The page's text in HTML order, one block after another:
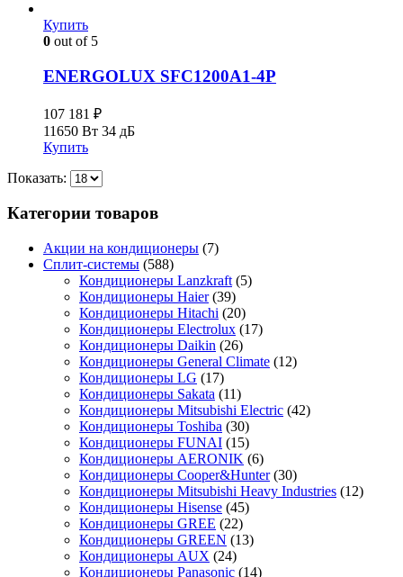
Купить
0 out of 5
ENERGOLUX SFC1200A1-4P
107 181 ₽
11650 Вт 34 дБ
Купить
Показать:
Категории товаров
Акции на кондиционеры (7)
Сплит-системы (588)
Кондиционеры Lanzkraft (5)
Кондиционеры Haier (39)
Кондиционеры Hitachi (20)
Кондиционеры Electrolux (17)
Кондиционеры Daikin (26)
Кондиционеры General Climate (12)
Кондиционеры LG (17)
Кондиционеры Sakata (11)
Кондиционеры Mitsubishi Electric (42)
Кондиционеры Toshiba (30)
Кондиционеры FUNAI (15)
Кондиционеры AERONIK (6)
Кондиционеры Cooper&Hunter (30)
Кондиционеры Mitsubishi Heavy Industries (12)
Кондиционеры Hisense (45)
Кондиционеры GREE (22)
Кондиционеры GREEN (13)
Кондиционеры AUX (24)
Кондиционеры Panasonic (14)